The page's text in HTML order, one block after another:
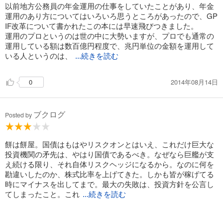
以前地方公務員の年金運用の仕事をしていたことがあり、年金
運用のあり方についてはいろいろ思うところがあったので、GP
IF改革について書かれたこの本には早速飛びつきました。
運用のプロというのは世の中に大勢いますが、プロでも通常の
運用している額は数百億円程度で、兆円単位の金額を運用して
いる人というのは、
...続きを読む
0 2014年08月14日
Posted by ブクログ
餅は餅屋。国債はもはやリスクオンとはいえ、これだけ巨大な
投資機関の矛先は、やはり国債であるべき。なぜなら巨艦が支
え続ける限り、それ自体リスクヘッジになるから。なのに何を
勘違いしたのか、株式比率を上げてきた。しかも皆が稼げてる
時にマイナスを出してまで。最大の失敗は、投資方針を公言し
てしまったこと。これ ...続きを読む